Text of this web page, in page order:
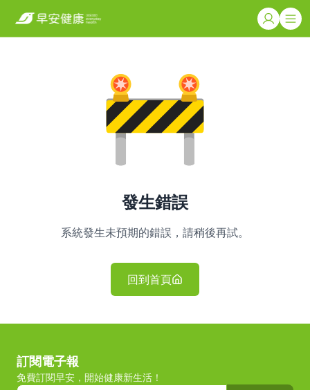
發生錯誤
系統發生未預期的錯誤，請稍後再試。
回到首頁
訂閱電子報
免費訂閱早安，開始健康新生活！